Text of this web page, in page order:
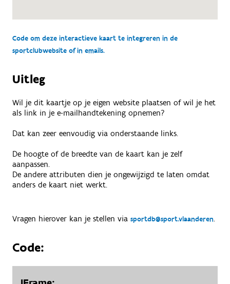
Code om deze interactieve kaart te integreren in de
sportclubwebsite of in emails.
Uitleg
Wil je dit kaartje op je eigen website plaatsen of wil je het
als link in je e-mailhandtekening opnemen?
Dat kan zeer eenvoudig via onderstaande links.
De hoogte of de breedte van de kaart kan je zelf
aanpassen.
De andere attributen dien je ongewijzigd te laten omdat
anders de kaart niet werkt.
Vragen hierover kan je stellen via sportdb@sport.vlaanderen.
Code: